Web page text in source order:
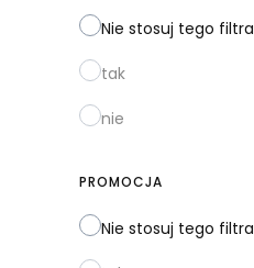
Nie stosuj tego filtra
tak
nie
PROMOCJA
Nie stosuj tego filtra